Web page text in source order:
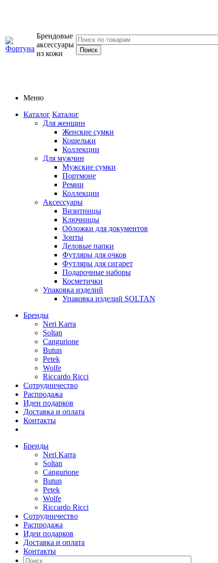
Брендовые
аксессуары
из кожи
Меню
Каталог Каталог
Для женщин
Женские сумки
Кошельки
Коллекции
Для мужчин
Мужские сумки
Портмоне
Ремни
Коллекции
Аксессуары
Визитницы
Ключницы
Обложки для документов
Зонты
Деловые папки
Футляры для очков
Футляры для сигарет
Подарочные наборы
Косметички
Упаковка изделий
Упаковка изделий SOLTAN
Бренды
Neri Karra
Soltan
Cangurione
Butun
Petek
Wolfe
Riccardo Ricci
Сотрудничество
Распродажа
Идеи подарков
Доставка и оплата
Контакты
Бренды
Neri Karra
Soltan
Cangurione
Butun
Petek
Wolfe
Riccardo Ricci
Сотрудничество
Распродажа
Идеи подарков
Доставка и оплата
Контакты